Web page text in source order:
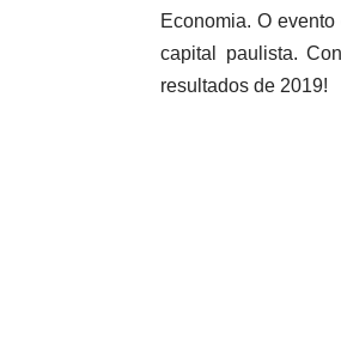
Economia. O
capital paulista.
resultados de 2019!